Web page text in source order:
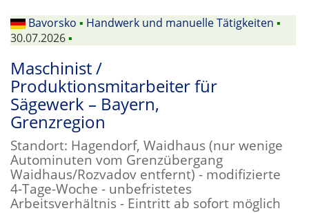
Bavorsko ▪ Handwerk und manuelle Tätigkeiten ▪
30.07.2026▪
Maschinist /
Produktionsmitarbeiter für
Sägewerk – Bayern,
Grenzregion
Standort: Hagendorf, Waidhaus (nur wenige
Autominuten vom Grenzübergang
Waidhaus/Rozvadov entfernt) - modifizierte
4-Tage-Woche - unbefristetes
Arbeitsverhältnis - Eintritt ab sofort möglich